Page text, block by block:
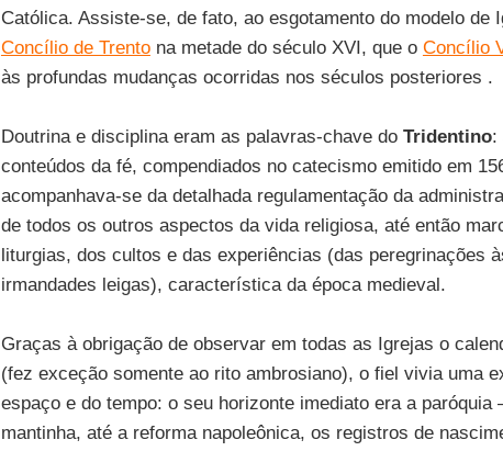
Católica. Assiste-se, de fato, ao esgotamento do modelo de
Concílio de Trento na metade do século XVI, que o Concílio
às profundas mudanças ocorridas nos séculos posteriores .
Doutrina e disciplina eram as palavras-chave do Tridentino:
conteúdos da fé, compendiados no catecismo emitido em
acompanhava-se da detalhada regulamentação da
de todos os outros aspectos da vida religiosa, até então
liturgias, dos cultos e das experiências (das peregrinações
irmandades leigas), característica da época medieval.
Graças à obrigação de observar em todas as Igrejas o
(fez exceção somente ao rito ambrosiano), o fiel vivia uma
espaço e do tempo: o seu horizonte imediato era a paróquia
mantinha, até a reforma napoleônica, os registros de